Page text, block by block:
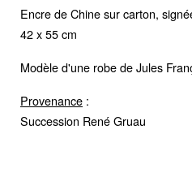
Encre de Chine sur carton,
42 x 55 cm
Modèle d'une robe de Jules
Provenance :
Succession René Gruau